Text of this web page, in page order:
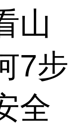
山
7步
全